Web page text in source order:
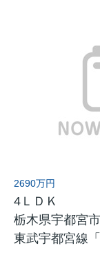
2690万円
4ＬＤＫ
栃木県宇都宮
東武宇都宮線